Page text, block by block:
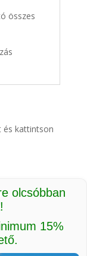
összes
és kattintson
olcsóbban
15%